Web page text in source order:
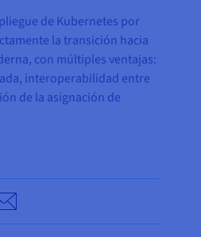
de Kubernetes por
la transición hacia
con múltiples ventajas:
interoperabilidad entre
de la asignación de
Linkedin
Send by email